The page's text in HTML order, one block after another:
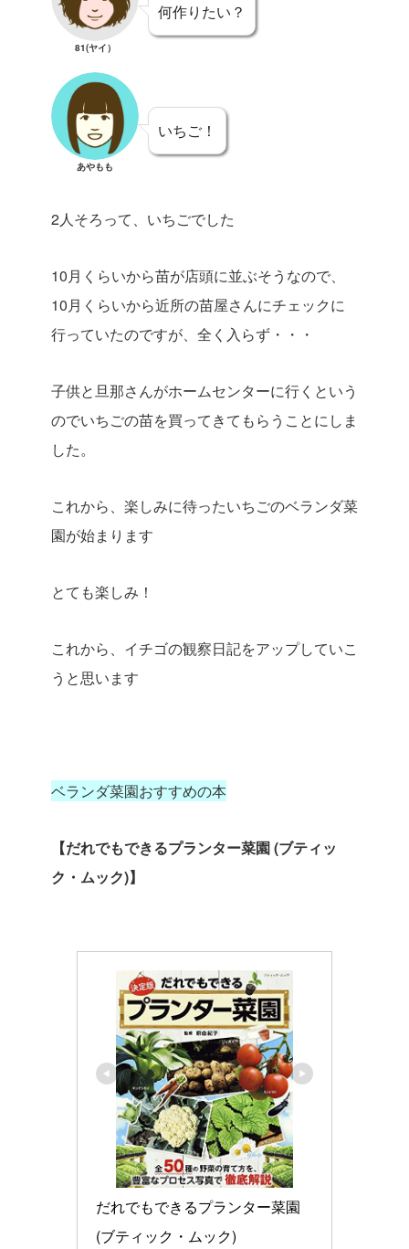
81(ヤイ）
何作りたい？
あやもも
いちご！
2人そろって、いちごでした
10月くらいから苗が店頭に並ぶそうなので、
10月くらいから近所の苗屋さんにチェックに
行っていたのですが、全く入らず・・・
子供と旦那さんがホームセンターに行くという
のでいちごの苗を買ってきてもらうことにしま
した。
これから、楽しみに待ったいちごのベランダ菜
園が始まります
とても楽しみ！
これから、イチゴの観察日記をアップしていこ
うと思います
ベランダ菜園おすすめの本
【だれでもできるプランター菜園 (ブティッ
ク・ムック)】
だれでもできるプランター菜園
(ブティック・ムック)